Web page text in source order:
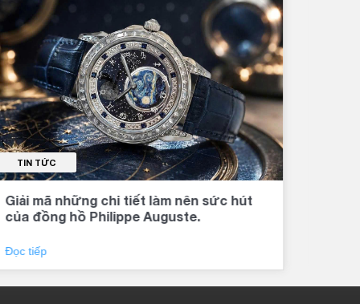
TIN TỨC
Giải mã những chi tiết làm nên sức hút
của đồng hồ Philippe Auguste.
Đọc tiếp